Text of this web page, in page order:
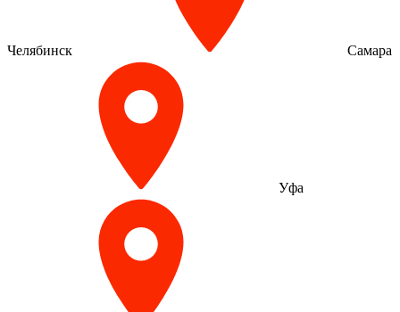
Челябинск Самара
Уфа